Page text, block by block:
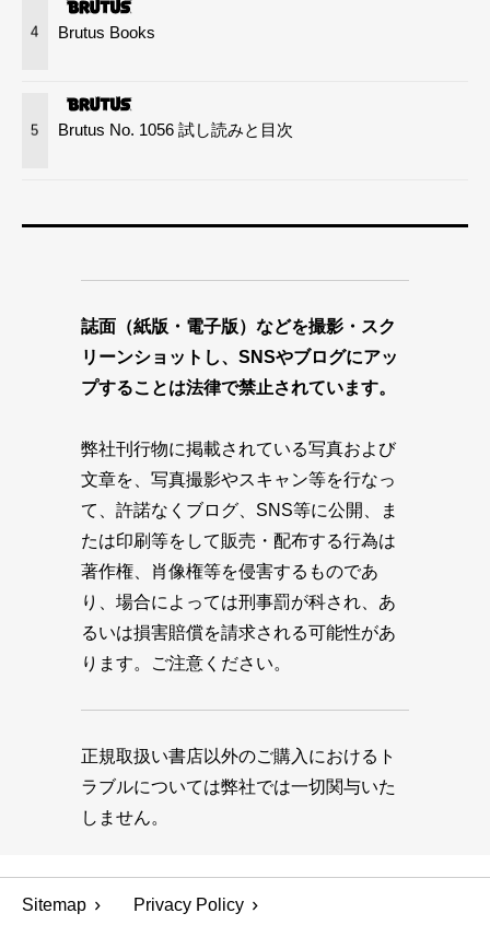
4 Brutus Books
5 Brutus No. 1056 試し読みと目次
誌面（紙版・電子版）などを撮影・スク
リーンショットし、SNSやブログにアッ
プすることは法律で禁止されています。
弊社刊行物に掲載されている写真および
文章を、写真撮影やスキャン等を行なっ
て、許諾なくブログ、SNS等に公開、ま
たは印刷等をして販売・配布する行為は
著作権、肖像権等を侵害するものであ
り、場合によっては刑事罰が科され、あ
るいは損害賠償を請求される可能性があ
ります。ご注意ください。
正規取扱い書店以外のご購入におけるト
ラブルについては弊社では一切関与いた
しません。
Sitemap Privacy Policy